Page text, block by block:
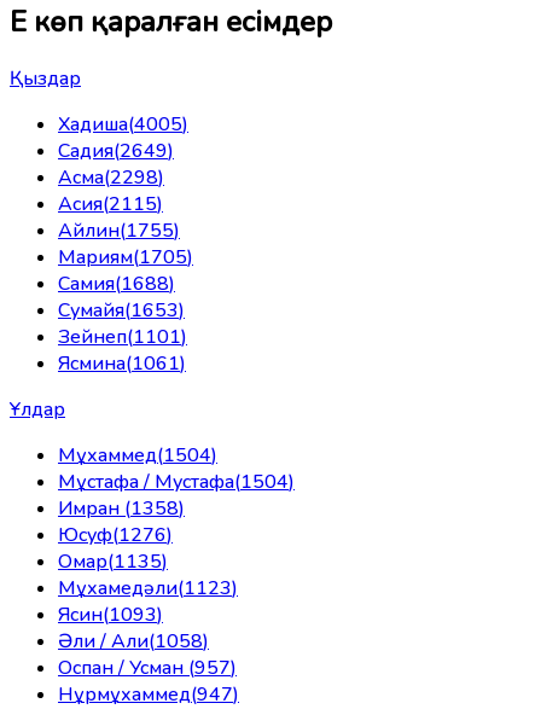
Ең көп қаралған есімдер
Қыздар
Хадиша(4005)
Садия(2649)
Асма(2298)
Асия(2115)
Айлин(1755)
Мариям(1705)
Самия(1688)
Сумайя(1653)
Зейнеп(1101)
Ясмина(1061)
Ұлдар
Мұхаммед(1504)
Мұстафа / Мустафа(1504)
Имран (1358)
Юсуф(1276)
Омар(1135)
Мұхамедәли(1123)
Ясин(1093)
Әли / Али(1058)
Оспан / Усман (957)
Нұрмұхаммед(947)